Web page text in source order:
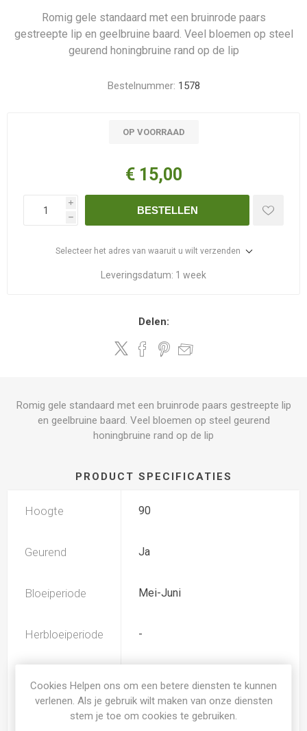
Romig gele standaard met een bruinrode paars
gestreepte lip en geelbruine baard. Veel bloemen op steel
geurend honingbruine rand op de lip
Bestelnummer: 1578
OP VOORRAAD
€ 15,00
i
h
BESTELLEN
Selecteer het adres van waaruit u wilt verzenden
Leveringsdatum: 1 week
Delen:
Romig gele standaard met een bruinrode paars gestreepte lip
en geelbruine baard. Veel bloemen op steel geurend
honingbruine rand op de lip
PRODUCT SPECIFICATIES
Hoogte 90
Geurend Ja
Bloeiperiode Mei-Juni
Herbloeiperiode -
rood-bruin
Cookies Helpen ons om een betere diensten te kunnen
verlenen. Als je gebruik wilt maken van onze diensten
stem je toe om cookies te gebruiken.